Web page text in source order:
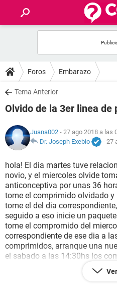
FOROS
SALUD
NUTRICIÓN
BIENESTAR
SEXUALIDAD
GLOSARIO
Foros Embarazo
Tema Anterior
Olvido de la 3er linea de
Juana002 - 27 ago 2018 a las
Dr. Joseph Exebio
- 27
hola! El dia martes tuve
novio, y el miercoles olvide
anticonceptiva por unas 36
tome el comprimido olvidado y
tome el del dia
seguido a eso inicie un
tome el compromido del
correspondiente de ese dia a
comprimidos, arranque una
el sabado a las 14:30hs los
y hoy tuve relaciones
pero no acabo dentro sino